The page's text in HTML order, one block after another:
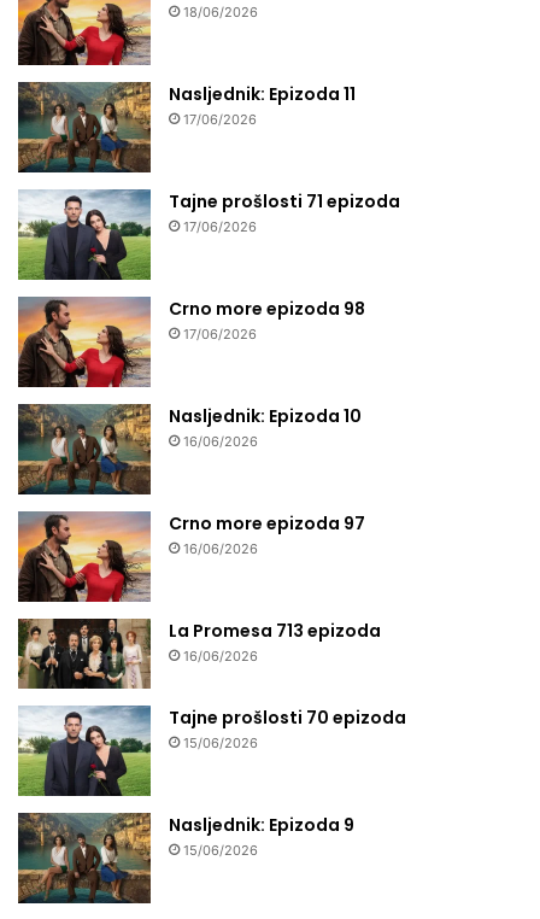
18/06/2026
Nasljednik: Epizoda 11
17/06/2026
Tajne prošlosti 71 epizoda
17/06/2026
Crno more epizoda 98
17/06/2026
Nasljednik: Epizoda 10
16/06/2026
Crno more epizoda 97
16/06/2026
La Promesa 713 epizoda
16/06/2026
Tajne prošlosti 70 epizoda
15/06/2026
Nasljednik: Epizoda 9
15/06/2026